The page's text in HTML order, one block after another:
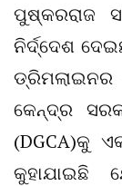
ପୁଷ୍କରରାଜ
ନିର୍ଦ୍ଦେଶ
ଡ୍ରିମଲାଇନର
କେନ୍ଦ୍ର
(DGCA)କୁ
କୁହାଯାଇଛି